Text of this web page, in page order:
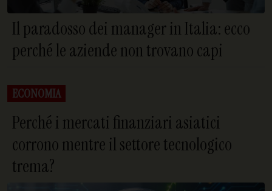
Il paradosso dei manager in Italia: ecco
perché le aziende non trovano capi
ECONOMIA
Perché i mercati finanziari asiatici
corrono mentre il settore tecnologico
trema?